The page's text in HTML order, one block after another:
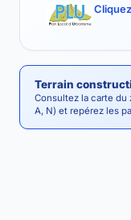
Terrain
Consultez la carte du
A, N) et repérez les